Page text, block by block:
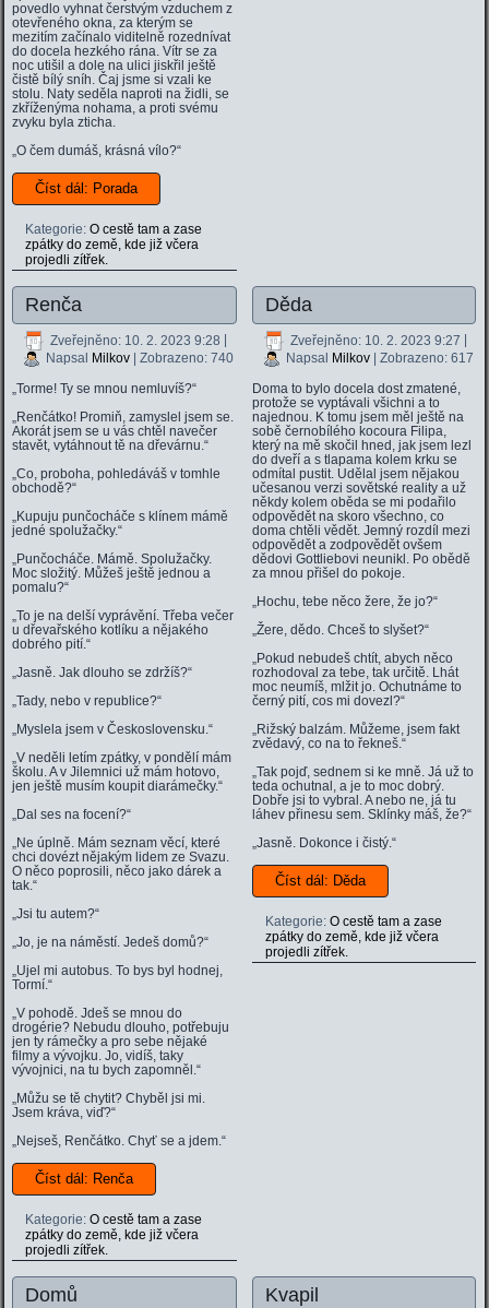
povedlo vyhnat čerstvým vzduchem z
otevřeného okna, za kterým se
mezitím začínalo viditelně rozednívat
do docela hezkého rána. Vítr se za
noc utišil a dole na ulici jiskřil ještě
čistě bílý sníh. Čaj jsme si vzali ke
stolu. Naty seděla naproti na židli, se
zkříženýma nohama, a proti svému
zvyku byla zticha.
„O čem dumáš, krásná vílo?“
Číst dál: Porada
Kategorie:O cestě tam a zase
zpátky do země, kde již včera
projedli zítřek.
Renča
Zveřejněno: 10. 2. 2023 9:28
Napsal Milkov | Zobrazeno: 740
„Torme! Ty se mnou nemluvíš?“
„Renčátko! Promiň, zamyslel jsem se.
Akorát jsem se u vás chtěl navečer
stavět, vytáhnout tě na dřevárnu.“
„Co, proboha, pohledáváš v tomhle
obchodě?“
„Kupuju punčocháče s klínem mámě
jedné spolužačky.“
„Punčocháče. Mámě. Spolužačky.
Moc složitý. Můžeš ještě jednou a
pomalu?“
„To je na delší vyprávění. Třeba večer
u dřevařského kotlíku a nějakého
dobrého pití.“
„Jasně. Jak dlouho se zdržíš?“
„Tady, nebo v republice?“
„Myslela jsem v Československu.“
„V neděli letím zpátky, v pondělí mám
školu. A v Jilemnici už mám hotovo,
jen ještě musím koupit diarámečky.“
„Dal ses na focení?“
„Ne úplně. Mám seznam věcí, které
chci dovézt nějakým lidem ze Svazu.
O něco poprosili, něco jako dárek a
tak.“
„Jsi tu autem?“
„Jo, je na náměstí. Jedeš domů?“
„Ujel mi autobus. To bys byl hodnej,
Tormí.“
„V pohodě. Jdeš se mnou do
drogérie? Nebudu dlouho, potřebuju
jen ty rámečky a pro sebe nějaké
filmy a vývojku. Jo, vidíš, taky
vývojnici, na tu bych zapomněl.“
„Můžu se tě chytit? Chyběl jsi mi.
Jsem kráva, viď?“
„Nejseš, Renčátko. Chyť se a jdem.“
Číst dál: Renča
Kategorie:O cestě tam a zase
zpátky do země, kde již včera
projedli zítřek.
Děda
Zveřejněno: 10. 2. 2023 9:27
Napsal Milkov| Zobrazeno: 617
Doma to bylo docela dost zmatené,
protože se vyptávali všichni a to
najednou. K tomu jsem měl ještě na
sobě černobílého kocoura Filipa,
který na mě skočil hned, jak jsem lezl
do dveří a s tlapama kolem krku se
odmítal pustit. Udělal jsem nějakou
učesanou verzi sovětské reality a už
někdy kolem oběda se mi podařilo
odpovědět na skoro všechno, co
doma chtěli vědět. Jemný rozdíl mezi
odpovědět a zodpovědět ovšem
dědovi Gottliebovi neunikl. Po obědě
za mnou přišel do pokoje.
„Hochu, tebe něco žere, že jo?“
„Žere, dědo. Chceš to slyšet?“
„Pokud nebudeš chtít, abych něco
rozhodoval za tebe, tak určitě. Lhát
moc neumíš, mlžit jo. Ochutnáme to
černý pití, cos mi dovezl?“
„Rižský balzám. Můžeme, jsem fakt
zvědavý, co na to řekneš.“
„Tak pojď, sednem si ke mně. Já už to
teda ochutnal, a je to moc dobrý.
Dobře jsi to vybral. A nebo ne, já tu
láhev přinesu sem. Sklínky máš, že?“
„Jasně. Dokonce i čistý.“
Číst dál: Děda
Kategorie: O cestě tam a zase
zpátky do země, kde již včera
projedli zítřek.
Domů Kvapil